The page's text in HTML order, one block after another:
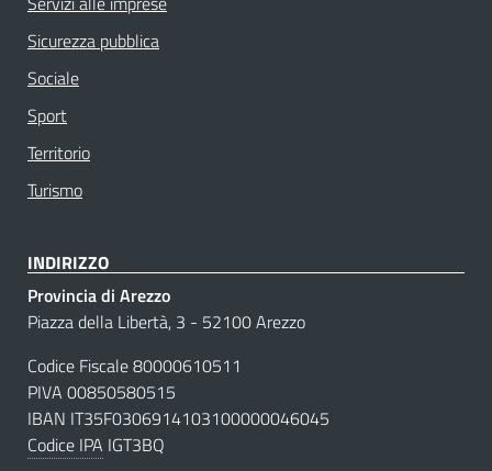
Sicurezza pubblica
Sociale
Sport
Territorio
Turismo
INDIRIZZO
Provincia di Arezzo
Piazza della Libertà, 3 - 52100 Arezzo
Codice Fiscale 80000610511
PIVA 00850580515
IBAN IT35F0306914103100000046045
Codice IPA IGT3BQ